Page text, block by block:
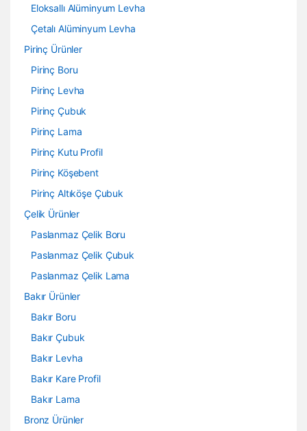
Eloksallı Alüminyum Levha
Çetalı Alüminyum Levha
Pirinç Ürünler
Pirinç Boru
Pirinç Levha
Pirinç Çubuk
Pirinç Lama
Pirinç Kutu Profil
Pirinç Köşebent
Pirinç Altıköşe Çubuk
Çelik Ürünler
Paslanmaz Çelik Boru
Paslanmaz Çelik Çubuk
Paslanmaz Çelik Lama
Bakır Ürünler
Bakır Boru
Bakır Çubuk
Bakır Levha
Bakır Kare Profil
Bakır Lama
Bronz Ürünler